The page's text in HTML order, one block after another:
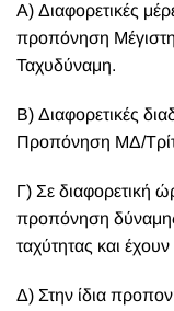
Α) Διαφορετικές
προπόνηση
Ταχυδύναμη.
Β) Διαφορετικές
Προπόνηση ΜΔ/
Γ) Σε διαφορετική
προπόνηση
ταχύτητας και
Δ) Στην ίδια